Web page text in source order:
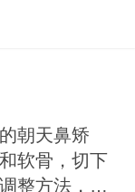
朝天鼻矫
软骨，切下
整方法，是